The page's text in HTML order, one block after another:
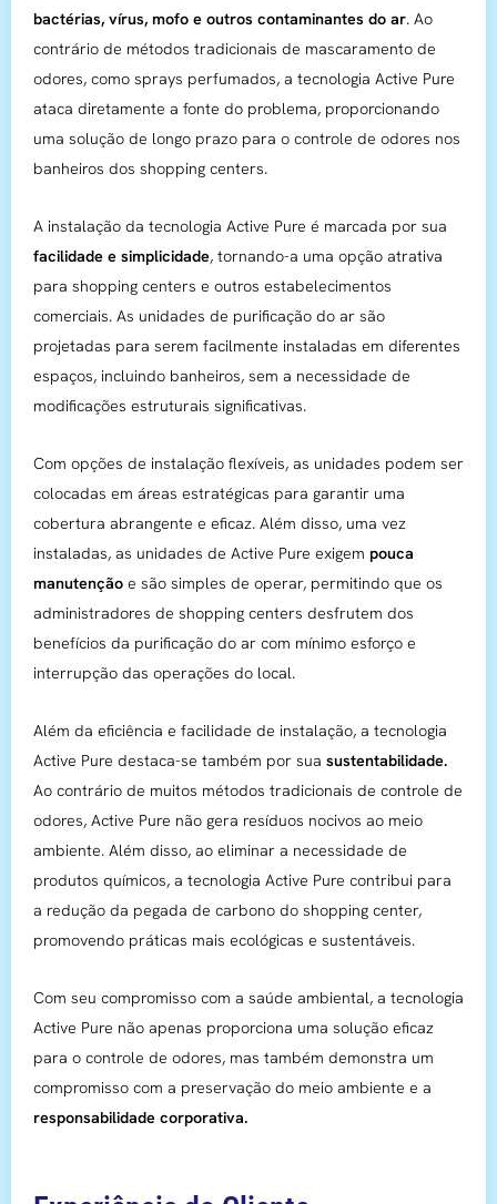
bactérias, vírus, mofo e outros contaminantes do ar. Ao
contrário de métodos tradicionais de mascaramento de
odores, como sprays perfumados, a tecnologia Active Pure
ataca diretamente a fonte do problema, proporcionando
uma solução de longo prazo para o controle de odores nos
banheiros dos shopping centers.
A instalação da tecnologia Active Pure é marcada por sua
facilidade e simplicidade, tornando-a uma opção atrativa
para shopping centers e outros estabelecimentos
comerciais. As unidades de purificação do ar são
projetadas para serem facilmente instaladas em diferentes
espaços, incluindo banheiros, sem a necessidade de
modificações estruturais significativas.
Com opções de instalação flexíveis, as unidades podem ser
colocadas em áreas estratégicas para garantir uma
cobertura abrangente e eficaz. Além disso, uma vez
instaladas, as unidades de Active Pure exigem pouca
manutenção e são simples de operar, permitindo que os
administradores de shopping centers desfrutem dos
benefícios da purificação do ar com mínimo esforço e
interrupção das operações do local.
Além da eficiência e facilidade de instalação, a tecnologia
Active Pure destaca-se também por sua sustentabilidade.
Ao contrário de muitos métodos tradicionais de controle de
odores, Active Pure não gera resíduos nocivos ao meio
ambiente. Além disso, ao eliminar a necessidade de
produtos químicos, a tecnologia Active Pure contribui para
a redução da pegada de carbono do shopping center,
promovendo práticas mais ecológicas e sustentáveis.
Com seu compromisso com a saúde ambiental, a tecnologia
Active Pure não apenas proporciona uma solução eficaz
para o controle de odores, mas também demonstra um
compromisso com a preservação do meio ambiente e a
responsabilidade corporativa.